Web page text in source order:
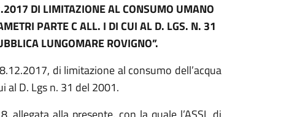
DI LIMITAZIONE AL CONSUMO UMANO
PARTE C ALL. I DI CUI AL D. LGS. N. 31
LUNGOMARE ROVIGNO”.
di limitazione al consumo dell’acqua
al D. Lgs n. 31 del 2001.